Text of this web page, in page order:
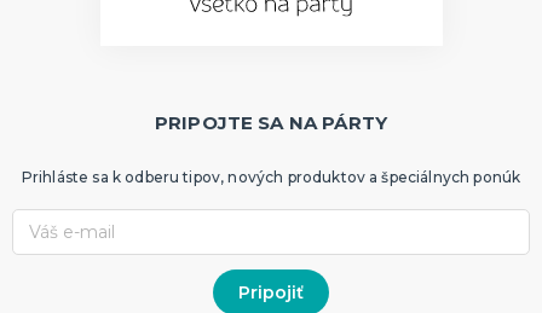
PRIPOJTE SA NA PÁRTY
Prihláste sa k odberu tipov, nových produktov a špeciálnych ponúk